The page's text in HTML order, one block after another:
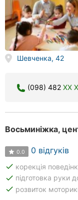
Шевченка, 42
(098) 482 XX
Восьминіжка,
0.0 0 відгуків
done корекція
done підготовка руки
done розвиток